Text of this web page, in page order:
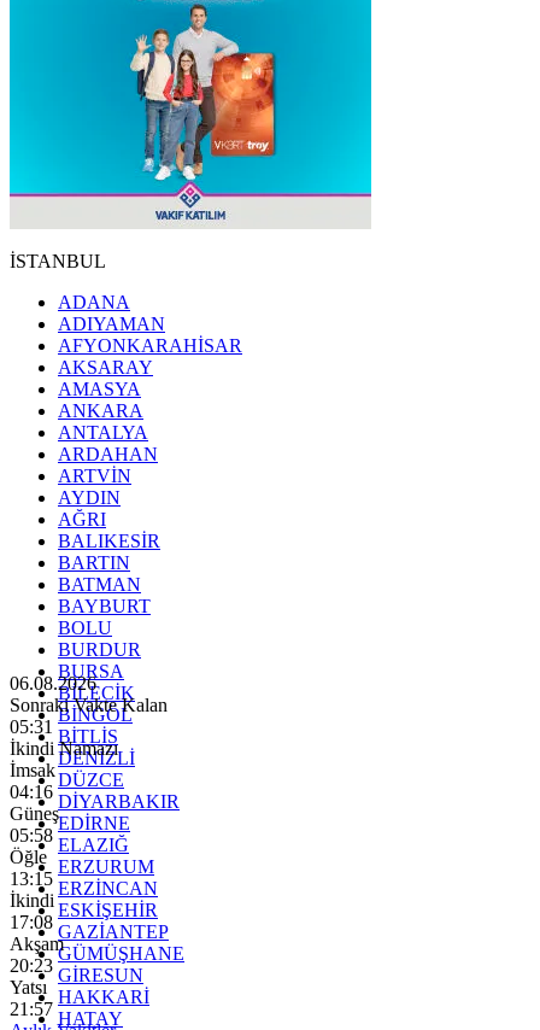
İSTANBUL
ADANA
ADIYAMAN
AFYONKARAHİSAR
AKSARAY
AMASYA
ANKARA
ANTALYA
ARDAHAN
ARTVİN
AYDIN
AĞRI
BALIKESİR
BARTIN
BATMAN
BAYBURT
BOLU
BURDUR
BURSA
BİLECİK
BİNGÖL
BİTLİS
DENİZLİ
DÜZCE
DİYARBAKIR
EDİRNE
ELAZIĞ
ERZURUM
ERZİNCAN
ESKİŞEHİR
GAZİANTEP
GÜMÜŞHANE
GİRESUN
HAKKARİ
HATAY
06.08.2026
Sonraki Vakte Kalan
05:29
İkindi Namazı
İmsak
04:16
Güneş
05:58
Öğle
13:15
İkindi
17:08
Akşam
20:23
Yatsı
21:57